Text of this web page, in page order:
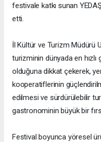
festivale katkı sunan
etti.
İl Kültür ve Turizm Müdürü
turizminin dünyada en
olduğuna dikkat çekerek,
kooperatiflerinin
edilmesi ve sürdürülebilir
gastronominin büyük bir
Festival boyunca yöresel